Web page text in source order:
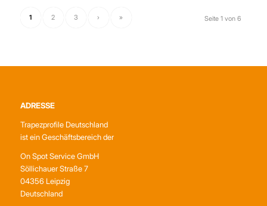
Seite 1 von 6
1 2 3 › »
ADRESSE
Trapezprofile Deutschland
ist ein Geschäftsbereich der
On Spot Service GmbH
Söllichauer Straße 7
04356 Leipzig
Deutschland